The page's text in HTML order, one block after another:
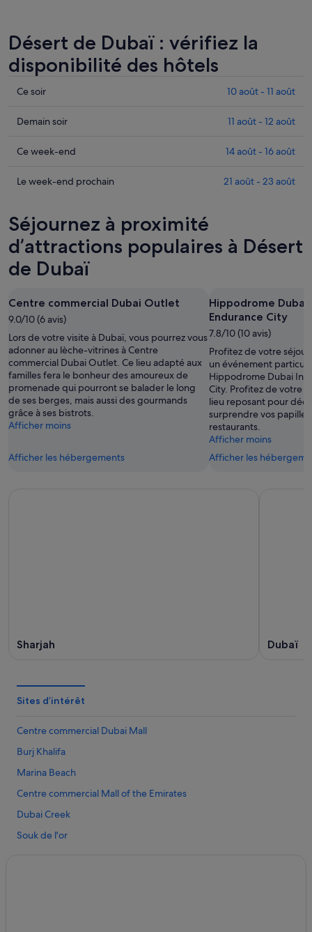
Désert de Dubaï : vérifiez la
disponibilité des hôtels
Consulter
prix
Désert
Dubaï
nuit,
10
août
-
août
Ce soir 10 août - 11 août
Consulter
prix
Désert
pour
demain
soir,
11
12
août
Demain soir 11 août - 12 août
Consulter
prix
de
Dubaï
pour
ce
end,
14
août
-
16
août
Ce week-end 14 août - 16 août
Consulter
à
Désert
de
Dubaï
le
week-
end
prochain,
21
août
-
23
août
Le week-end prochain 21 août - 23 août
Séjournez à proximité
d’attractions populaires à Désert
de Dubaï
Centre commercial Dubai Outlet
9.0/10 (6 avis)
Lors de votre visite à Dubaï, vous pourrez vous
adonner au lèche-vitrines à Centre
commercial Dubai Outlet. Ce lieu adapté aux
familles fera le bonheur des amoureux de
promenade qui pourront se balader le long
de ses berges, mais aussi des gourmands
grâce à ses bistrots.
Afficher moins
Afficher les hébergements
Hippodrome
Endurance City
7.8/10 (10 avis)
Profitez de votre
un événement
Hippodrome Dubai
City. Profitez de votre
lieu reposant pour
surprendre vos papilles
restaurants.
Afficher moins
Afficher les
Sharjah Dubaï
Sites d’intérêt
Centre commercial Dubai Mall
Burj Khalifa
Marina Beach
Centre commercial Mall of the Emirates
Dubai Creek
Souk de l'or